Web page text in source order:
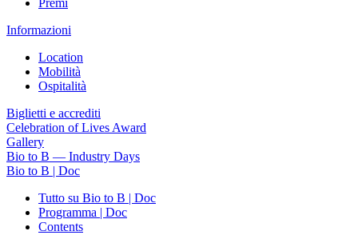
Informazioni
Location
Mobilità
Ospitalità
Biglietti e accrediti
Celebration of Lives Award
Gallery
Bio to B — Industry Days
Bio to B | Doc
Tutto su Bio to B | Doc
Programma | Doc
Contents